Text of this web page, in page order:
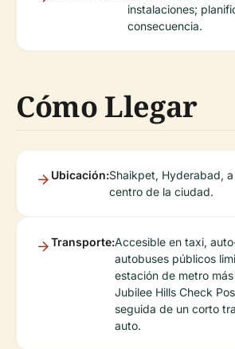
instalaciones;
consecuencia.
Cómo Llegar
Ubicación:Shaikpet, Hyderabad,
centro de la ciudad.
Transporte:Accesible en taxi,
autobuses públicos
estación de metro
Jubilee Hills Check
seguida de un corto
auto.